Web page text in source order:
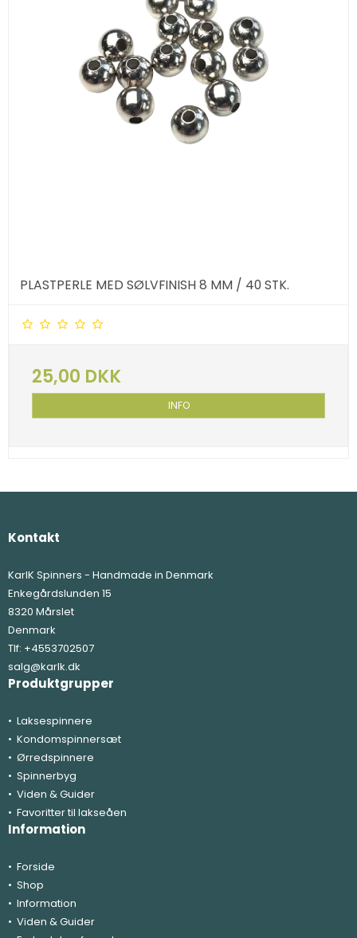
PLASTPERLE MED SØLVFINISH 8 MM / 40 STK.
25,00 DKK
INFO
Kontakt
KarlK Spinners - Handmade in Denmark
Enkegårdslunden 15
8320 Mårslet
Denmark
Tlf: +4553702507
salg@karlk.dk
Produktgrupper
Laksespinnere
Kondomspinnersæt
Ørredspinnere
Spinnerbyg
Viden & Guider
Favoritter til lakseåen
Information
Forside
Shop
Information
Viden & Guider